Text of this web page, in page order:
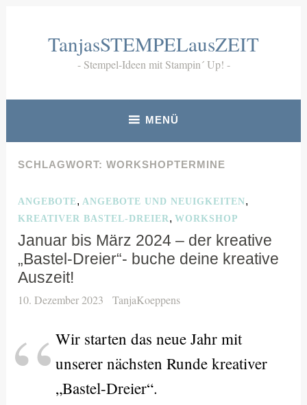
TanjasSTEMPELausZEIT
Stempel-Ideen mit Stampin´ Up!
MENÜ
SCHLAGWORT:WORKSHOPTERMINE
ANGEBOTE, ANGEBOTE UND NEUIGKEITEN,
KREATIVER BASTEL-DREIER,WORKSHOP
Januar bis März 2024 – der kreative
„Bastel-Dreier“- buche deine kreative
Auszeit!
10. Dezember 2023 TanjaKoeppens
Wir starten das neue Jahr mit
unserer nächsten Runde kreativer
„Bastel-Dreier“.